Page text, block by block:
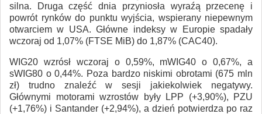
silna. Druga część dnia przyniosła wyraźą przecenę i
powrót rynków do punktu wyjścia, wspierany niepewnym
otwarciem w USA. Główne indeksy w Europie spadały
wczoraj od 1,07% (FTSE MiB) do 1,87% (CAC40).
WIG20 wzrósł wczoraj o 0,59%, mWIG40 o 0,67%, a
sWIG80 o 0,44%. Poza bardzo niskimi obrotami (675 mln
zł) trudno znaleźć w sesji jakiekolwiek negatywy.
Głównymi motorami wzrostów były LPP (+3,90%), PZU
(+1,76%) i Santander (+2,94%), a dzień potwierdza po raz